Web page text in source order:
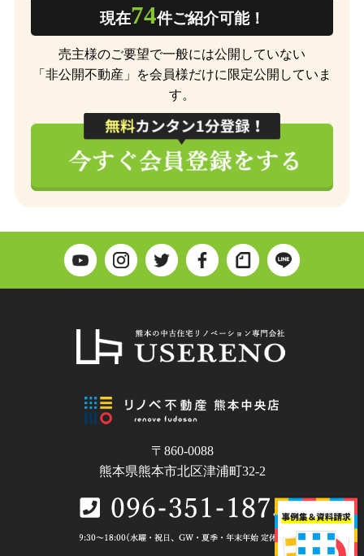
現在74件ご紹介可能！
売主様のご要望で一般には公開していない
「非公開不動産」を会員様だけに限定公開していま
す。
〒860-0088
熊本県熊本市北区津浦町32-2